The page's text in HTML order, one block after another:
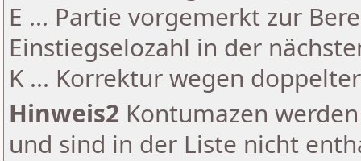
E ... Partie vorgemerkt zur
Einstiegselozahl in der
K ... Korrektur wegen
Hinweis2 Kontumazen
und sind in der Liste nicht